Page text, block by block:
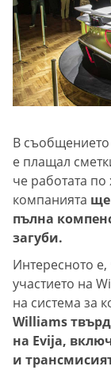
В
е плащал
че работата
компанията ще
пълна
загуби.
Интересното
участието на
на система за
Williams
на Evija,
и